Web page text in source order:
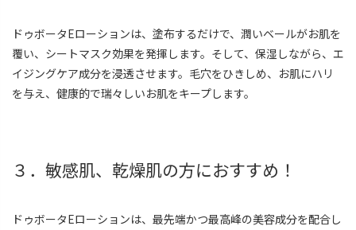
ドゥボータEローションは、塗布するだけで、潤いベールがお肌を
覆い、シートマスク効果を発揮します。そして、保湿しながら、エ
イジングケア成分を浸透させます。毛穴をひきしめ、お肌にハリ
を与え、健康的で瑞々しいお肌をキープします。
３．敏感肌、乾燥肌の方におすすめ！
ドゥボータEローションは、最先端かつ最高峰の美容成分を配合し